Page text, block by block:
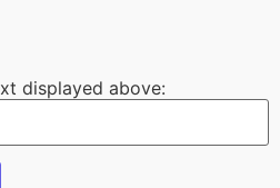
displayed above: